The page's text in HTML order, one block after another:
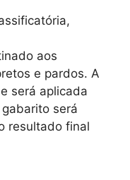
aos
e pardos. A
será aplicada
será
resultado final